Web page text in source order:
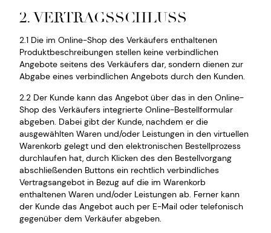
2. VERTRAGSSCHLUSS
2.1 Die im Online-Shop des Verkäufers enthaltenen
Produktbeschreibungen stellen keine verbindlichen
Angebote seitens des Verkäufers dar, sondern dienen zur
Abgabe eines verbindlichen Angebots durch den Kunden.
2.2 Der Kunde kann das Angebot über das in den Online-
Shop des Verkäufers integrierte Online-Bestellformular
abgeben. Dabei gibt der Kunde, nachdem er die
ausgewählten Waren und/oder Leistungen in den virtuellen
Warenkorb gelegt und den elektronischen Bestellprozess
durchlaufen hat, durch Klicken des den Bestellvorgang
abschließenden Buttons ein rechtlich verbindliches
Vertragsangebot in Bezug auf die im Warenkorb
enthaltenen Waren und/oder Leistungen ab. Ferner kann
der Kunde das Angebot auch per E-Mail oder telefonisch
gegenüber dem Verkäufer abgeben.